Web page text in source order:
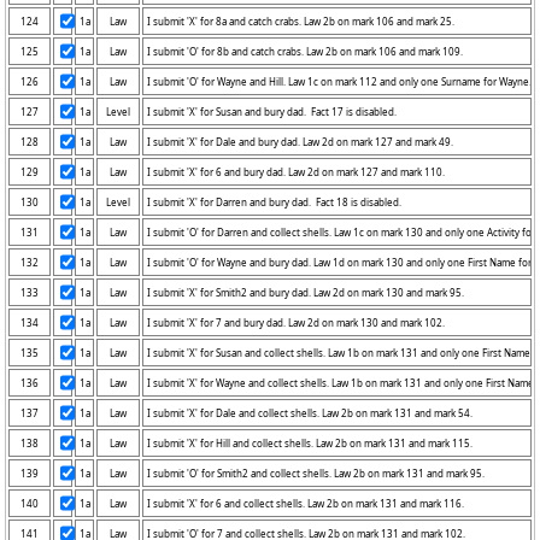
124 1a Law
125 1a Law
126 1a Law
127 1a Level
128 1a Law
129 1a Law
130 1a Level
131 1a Law
132 1a Law
133 1a Law
134 1a Law
135 1a Law
136 1a Law
137 1a Law
138 1a Law
139 1a Law
140 1a Law
141 1a Law